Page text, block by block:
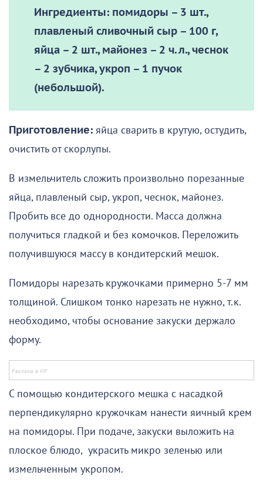
Ингредиенты: помидоры – 3 шт.,
плавленый сливочный сыр – 100 г,
яйца – 2 шт., майонез – 2 ч. л., чеснок
– 2 зубчика, укроп – 1 пучок
(небольшой).
Приготовление: яйца сварить в крутую, остудить,
очистить от скорлупы.
В измельчитель сложить произвольно порезанные
яйца, плавленый сыр, укроп, чеснок, майонез.
Пробить все до однородности. Масса должна
получиться гладкой и без комочков. Переложить
получившуюся массу в кондитерский мешок.
Помидоры нарезать кружочками примерно 5-7 мм
толщиной. Слишком тонко нарезать не нужно, т.к.
необходимо, чтобы основание закуски держало
форму.
С помощью кондитерского мешка с насадкой
перпендикулярно кружочкам нанести яичный крем
на помидоры. При подаче, закуски выложить на
плоское блюдо, украсить микро зеленью или
измельченным укропом.